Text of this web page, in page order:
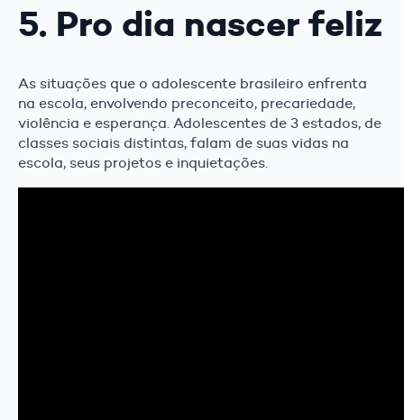
5. Pro dia nascer feliz
As situações que o adolescente brasileiro enfrenta
na escola, envolvendo preconceito, precariedade,
violência e esperança. Adolescentes de 3 estados, de
classes sociais distintas, falam de suas vidas na
escola, seus projetos e inquietações.